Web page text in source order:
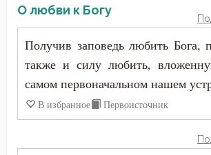
Бесстрастие
Благодарность
Благодать
Амвросий Оптинский (Гренков)
Амфилохий Иконийский
Анастасий Антиохийский
Анастасий Синаит
О любви к Богу
Получив заповедь любить Бога,
также и силу любить,
самом первоначальном нашем
В избранное Первоисточник